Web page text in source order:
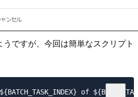
うですが、今回は簡単なスクリプト
of